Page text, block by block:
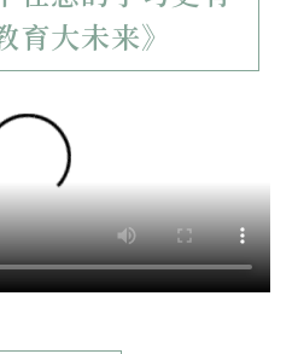
育大未来》